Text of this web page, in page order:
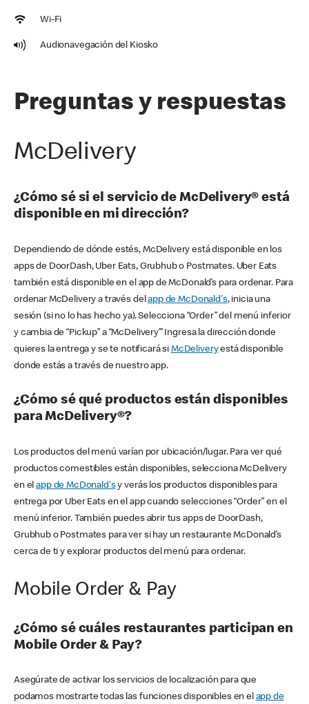
Wi-Fi
Audionavegación del Kiosko
Preguntas y respuestas
McDelivery
¿Cómo sé si el servicio de McDelivery® está
disponible en mi dirección?
Dependiendo de dónde estés, McDelivery está disponible en los
apps de DoorDash, Uber Eats, Grubhub o Postmates. Uber Eats
también está disponible en el app de McDonald’s para ordenar. Para
ordenar McDelivery a través delapp de McDonald's, inicia una
sesión (si no lo has hecho ya). Selecciona “Order” del menú inferior
y cambia de “Pickup” a “McDelivery’” Ingresa la dirección donde
quieres la entrega y se te notificará si McDeliveryestá disponible
donde estás a través de nuestro app.
¿Cómo sé qué productos están disponibles
para McDelivery®?
Los productos del menú varían por ubicación/lugar. Para ver qué
productos comestibles están disponibles, selecciona McDelivery
en elapp de McDonald'sy verás los productos disponibles para
entrega por Uber Eats en el app cuando selecciones “Order” en el
menú inferior. También puedes abrir tus apps de DoorDash,
Grubhub o Postmates para ver si hay un restaurante McDonald’s
cerca de ti y explorar productos del menú para ordenar.
Mobile Order & Pay
¿Cómo sé cuáles restaurantes participan en
Mobile Order & Pay?
Asegúrate de activar los servicios de localización para que
podamos mostrarte todas las funciones disponibles en el app de